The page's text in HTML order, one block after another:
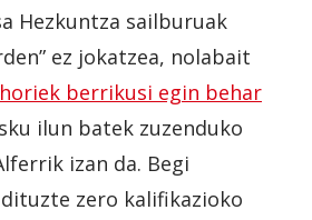
Hezkuntza sailburuak
ez jokatzea, nolabait
berrikusi egin behar
ilun batek zuzenduko
izan da. Begi
zero kalifikazioko